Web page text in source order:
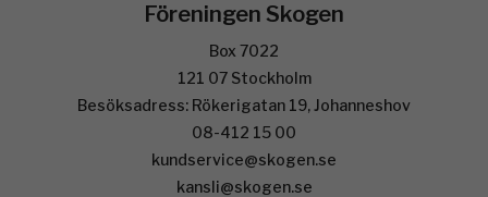
Föreningen Skogen
Box 7022
121 07 Stockholm
Besöksadress: Rökerigatan 19, Johanneshov
08-412 15 00
kundservice@skogen.se
kansli@skogen.se